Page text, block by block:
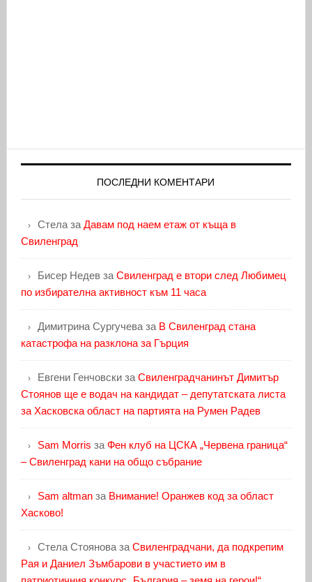
ПОСЛЕДНИ КОМЕНТАРИ
Стелаза Давам под наем етаж от къща в
Свиленград
Бисер Недевза Свиленград е втори след Любимец
по избирателна активност към 11 часа
Димитрина Сургучеваза В Свиленград стана
катастрофа на разклона за Гърция
Евгени Генчовскиза Свиленградчанинът Димитър
Стоянов ще е водач на кандидат – депутатската листа
за Хасковска област на партията на Румен Радев
Sam Morris за Фен клуб на ЦСКА „Червена граница“
– Свиленград кани на общо събрание
Sam altmanза Внимание! Оранжев код за област
Хасково!
Стела Стояноваза Свиленградчани, да подкрепим
Рая и Даниел Зъмбарови в участието им в